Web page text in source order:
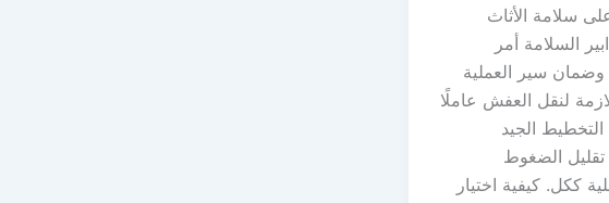
سلامة الأثاث
السلامة أمر
سير العملية
لنقل العفش عاملًا
الجيد
تقليل الضغوط
ككل. كيفية اختيار